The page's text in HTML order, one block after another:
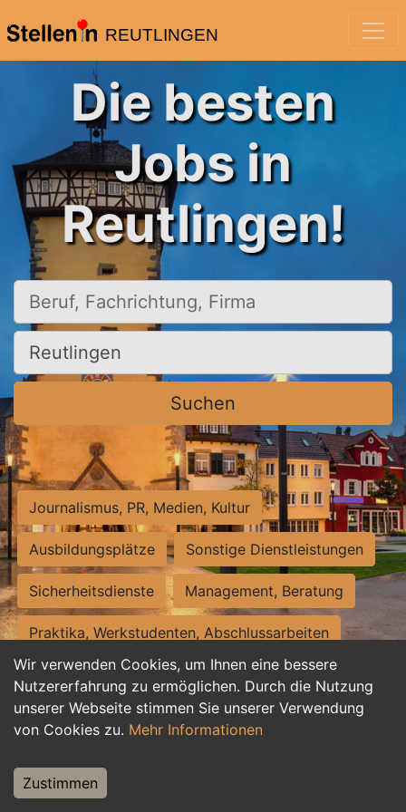
REUTLINGEN
Wir verwenden Cookies, um Ihnen eine bessere
Nutzererfahrung zu ermöglichen. Durch die Nutzung
unserer Webseite stimmen Sie unserer Verwendung
von Cookies zu. Mehr Informationen
Zustimmen
Die besten
Jobs in
Reutlingen!
Beruf, Fachrichtung, Firma
Ort, Stadt
Suchen
Journalismus, PR, Medien, Kultur
Ausbildungsplätze Sonstige Dienstleistungen
Sicherheitsdienste Management, Beratung
Praktika, Werkstudenten, Abschlussarbeiten
Personalwesen Assistenz, Sekretariat
Hilfskräfte, Aushilfs- und Nebenjobs
Weiterbildung, Studium, duale Ausbildung